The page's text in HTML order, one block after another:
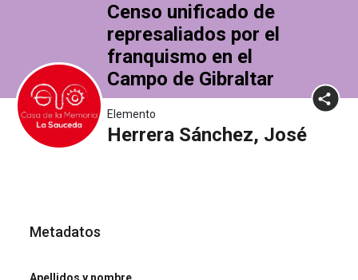
Censo unificado de
represaliados por el
franquismo en el
Campo de Gibraltar
Elemento
Herrera Sánchez, José
Metadatos
Apellidos y nombre